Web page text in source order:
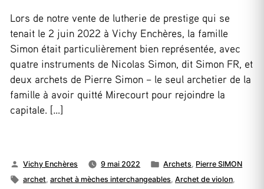
Lors de notre vente de lutherie de prestige qui se
tenait le 2 juin 2022 à Vichy Enchères, la famille
Simon était particulièrement bien représentée, avec
quatre instruments de Nicolas Simon, dit Simon FR, et
deux archets de Pierre Simon – le seul archetier de la
famille à avoir quitté Mirecourt pour rejoindre la
capitale. […]
Publié
par
Vichy Enchères 9 mai 2022
Publié
dans
Archets Pierre SIMON
Étiquettes :
archet ,archet à mèches interchangeables ,Archet de violon